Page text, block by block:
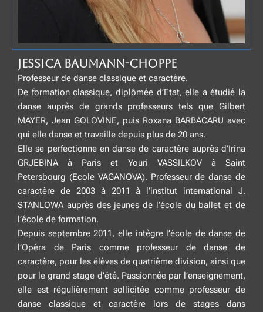
JESSICA BAUMANN-CHOPPE
Professeur de danse classique et caractère.
De formation classique, diplômée d’Etat, elle a étudié la
danse auprès de grands professeurs tels que Gilbert
MAYER, Jean GOLOVINE, puis Roxana BARBACARU avec
qui elle danse et travaille depuis plus de 20 ans.
Elle se perfectionne en danse de caractère auprès d’Irina
GRJEBINA à Paris et Youri VASSILKOV à Saint
Petersbourg (Ecole VAGANOVA). Professeur de danse de
caractère de 2003 à 2011 à l’institut international J.
STANLOWA auprès des jeunes de l’école du ballet et de
l’école de formation.
Depuis septembre 2011, elle intègre l’école de danse de
l’Opéra de Paris comme professeur de danse de
caractère, pour les élèves de quatrième division, ainsi que
pour le grand stage d’été. Passionnée par l’enseignement,
elle est régulièrement sollicitée comme professeur de
danse classique et caractère lors de stages dans